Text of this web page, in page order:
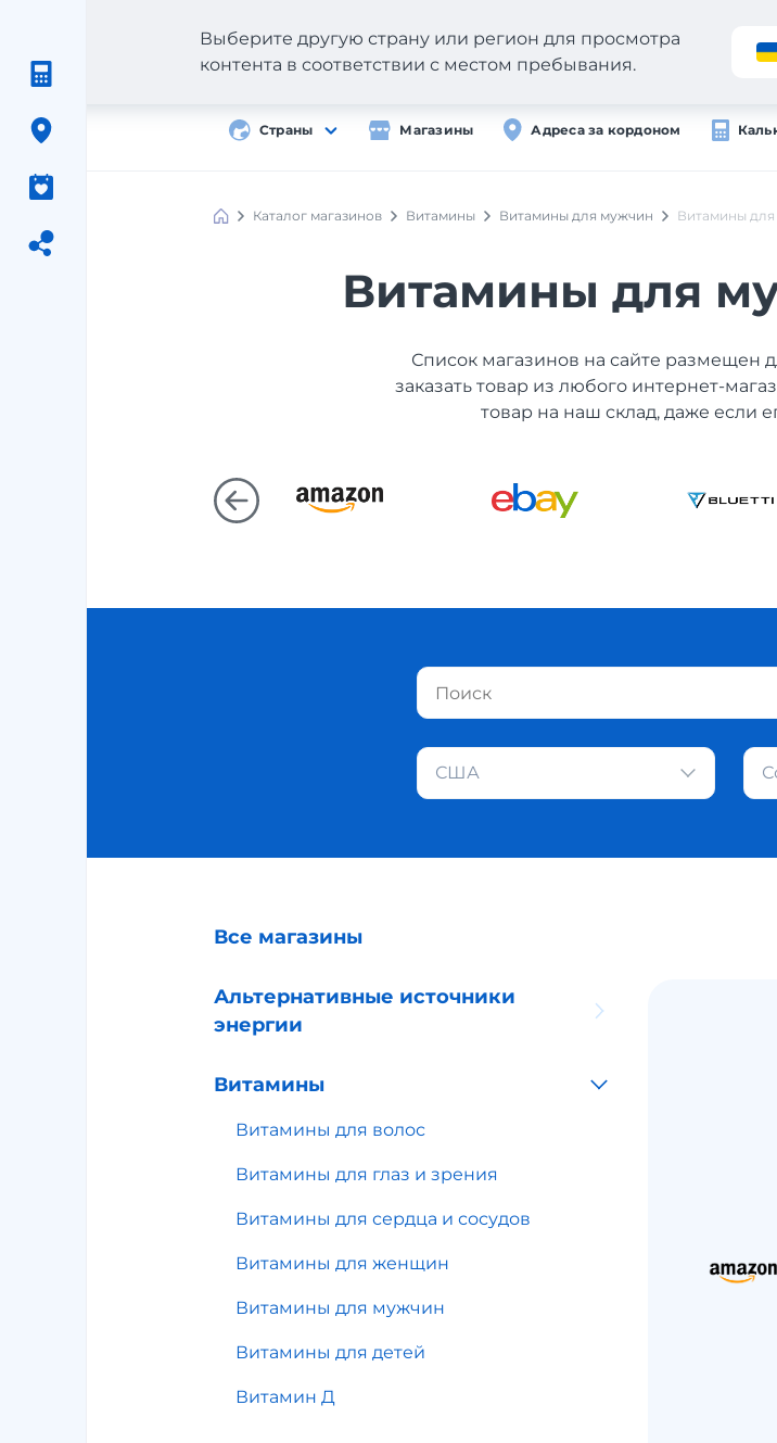
Страны Магазины Адреса за кордоном
Выберите другую страну или регион для просмотра
контента в соответствии с местом пребывания.
Каталог магазинов Витамины Витамины для мужчин Витамины
Витамины для
Список магазинов на сайте размещен
заказать товар из любого интернет-
товар на наш склад, даже если
США
Все магазины
Альтернативные источники
энергии
Витамины
Витамины для волос
Витамины для глаз и зрения
Витамины для сердца и сосудов
Витамины для женщин
Витамины для мужчин
Витамины для детей
Витамин Д